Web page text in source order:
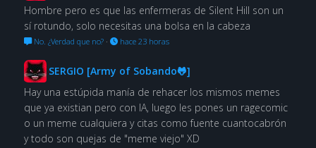
Hombre pero es que las enfermeras de Silent Hill son un
sí rotundo, solo necesitas una bolsa en la cabeza
No. ¿Verdad que no?· hace 23 horas
SERGIO [Army of Sobando🐸]
Hay una estúpida manía de rehacer los mismos memes
que ya existian pero con IA, luego les pones un ragecomic
o un meme cualquiera y citas como fuente cuantocabrón
y todo son quejas de "meme viejo" XD